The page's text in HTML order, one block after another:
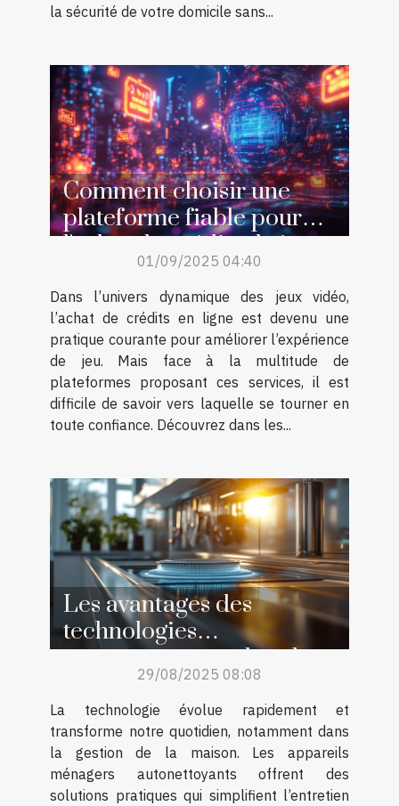
la sécurité de votre domicile sans...
Comment choisir une
plateforme fiable pour
l'achat de crédits de jeu en
01/09/2025 04:40
Dans l’univers dynamique des jeux vidéo,
l’achat de crédits en ligne est devenu une
pratique courante pour améliorer l’expérience
de jeu. Mais face à la multitude de
plateformes proposant ces services, il est
difficile de savoir vers laquelle se tourner en
toute confiance. Découvrez dans les...
Les avantages des
technologies
autonettoyantes dans les
appareils ménagers
29/08/2025 08:08
La technologie évolue rapidement et
transforme notre quotidien, notamment dans
la gestion de la maison. Les appareils
ménagers autonettoyants offrent des
solutions pratiques qui simplifient l’entretien